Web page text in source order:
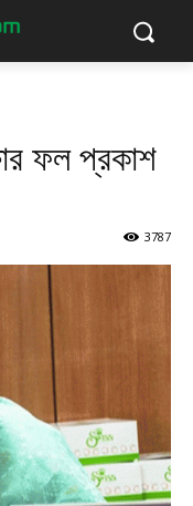
ফল প্রকাশ
3787